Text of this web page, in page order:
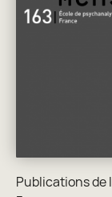
Publications de